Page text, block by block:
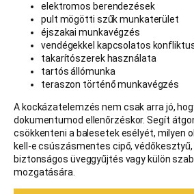
elektromos berendezések
pult mögötti szűk munkaterület
éjszakai munkavégzés
vendégekkel kapcsolatos
takarítószerek használata
tartós állómunka
teraszon történő munkavégzés
A kockázatelemzés nem csak arra jó,
dokumentumod ellenőrzéskor. Segít
csökkenteni a balesetek esélyét, milyen
kell-e csúszásmentes cipő,
biztonságos üveggyűjtés vagy külön
mozgatására.